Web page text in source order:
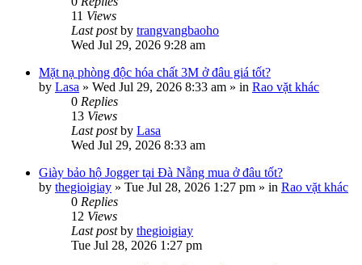
11 Views
Last postby trangvangbaoho
Wed Jul 29, 2026 9:28 am
Mặt nạ phòng độc hóa chất 3M ở đâu giá tốt?
by Lasa » Wed Jul 29, 2026 8:33 am » in Rao vặt khác
0 Replies
13 Views
Last postby Lasa
Wed Jul 29, 2026 8:33 am
Giày bảo hộ Jogger tại Đà Nẵng mua ở đâu tốt?
by thegioigiay » Tue Jul 28, 2026 1:27 pm » in Rao vặt khác
0 Replies
12 Views
Last postby thegioigiay
Tue Jul 28, 2026 1:27 pm